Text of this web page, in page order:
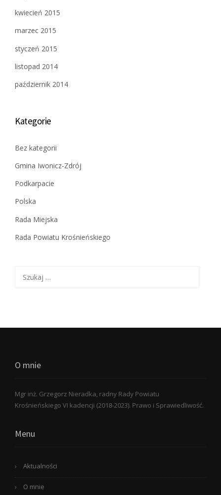
kwiecień 2015
marzec 2015
styczeń 2015
listopad 2014
październik 2014
Kategorie
Bez kategorii
Gmina Iwonicz-Zdrój
Podkarpacie
Polska
Rada Miejska
Rada Powiatu Krośnieńskiego
O mnie
Mgr inż. Grzegorz Nieradka, radny Rady Powiatu
Krośnieńskiego VI kadencji (2018-2023). Prawo i Sprawiedliwość.
Menu
Aktualności
O mnie